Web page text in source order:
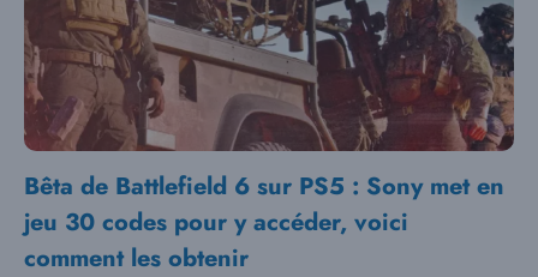
Bêta de Battlefield 6 sur PS5 : Sony met en
jeu 30 codes pour y accéder, voici
comment les obtenir